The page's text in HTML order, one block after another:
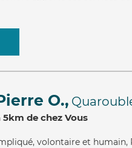
O.,
5km de chez Vous
, volontaire et humain,